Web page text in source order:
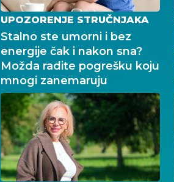
UPOZORENJE STRUČNJAKA
Stalno ste umorni i bez
energije čak i nakon sna?
Možda radite pogrešku koju
mnogi zanemaruju